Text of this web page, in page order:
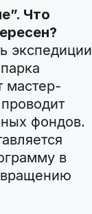
Что
экспедиции
мастер-
фондов.
в